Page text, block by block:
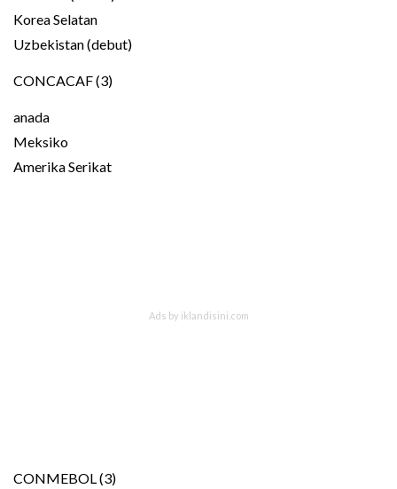
Korea Selatan
Uzbekistan (debut)
CONCACAF (3)
anada
Meksiko
Amerika Serikat
CONMEBOL (3)